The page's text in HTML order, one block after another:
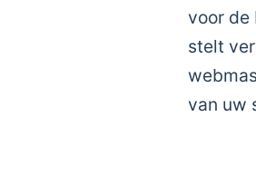
voor de
stelt
van uw